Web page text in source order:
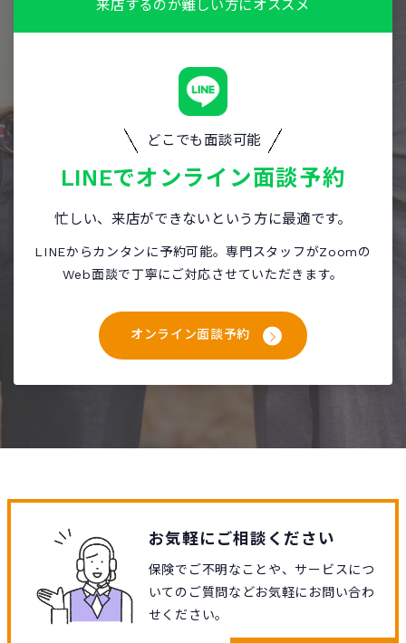
来店するのが難しい方にオススメ
どこでも面談可能
LINEでオンライン面談予約
忙しい、来店ができないという方に最適です。
LINEからカンタンに予約可能。専門スタッフがZoomの
Web面談で丁寧にご対応させていただきます。
オンライン面談予約
お気軽にご相談ください
保険でご不明なことや、サービスにつ
いてのご質問などお気軽にお問い合わ
せください。